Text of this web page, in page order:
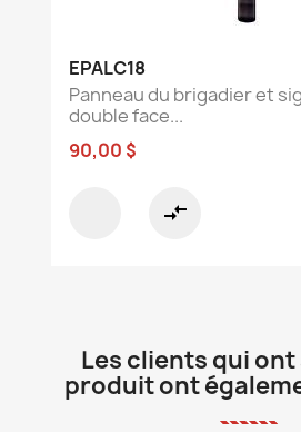
EPALC18
Panneau du brigadier et
double face...
90,00 $
compare_arrows
Les clients qui
produit ont